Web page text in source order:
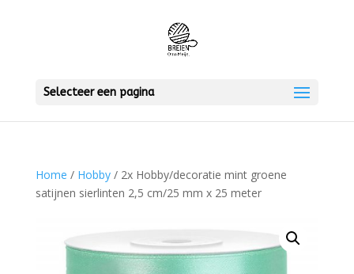
Selecteer een pagina
Home / Hobby/ 2x Hobby/decoratie mint groene
satijnen sierlinten 2,5 cm/25 mm x 25 meter